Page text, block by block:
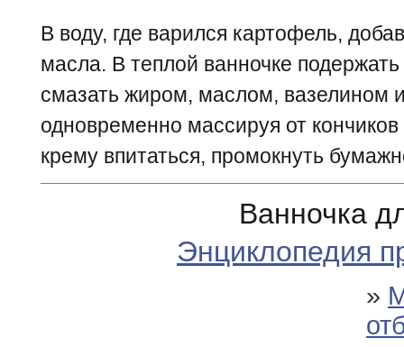
В воду, где варился картофель,
масла. В теплой ванночке
смазать жиром, маслом, вазелином
одновременно массируя от кончиков
крему впитаться, промокнуть
Ванночка
Энциклопедия
»